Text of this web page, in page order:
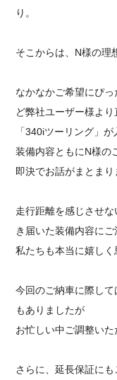
り。
そこからは、N様の理
なかなかご希望にぴ
ど弊社ユーザー様よ
「340iツーリング」
装備内容ともにN様の
即決でお話がまとまり
走行距離を感じさせ
き届いた装備内容に
私たちも本当に嬉しく
今回のご納車に際し
もありましたが
お忙しい中ご調整いた
さらに、延長保証に